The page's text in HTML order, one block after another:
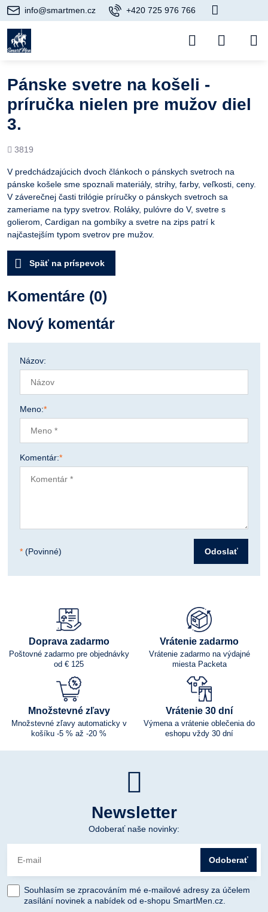
info@smartmen.cz +420 725 976 766
Pánske svetre na košeli -
príručka nielen pre mužov diel
3.
Počet
3819
V predchádzajúcich dvoch článkoch o pánskych svetroch na
pánske košele sme spoznali materiály, strihy, farby, veľkosti, ceny.
V záverečnej časti trilógie príručky o pánskych svetroch sa
zameriame na typy svetrov. Roláky, pulóvre do V, svetre s
golierom, Cardigan na gombíky a svetre na zips patrí k
najčastejším typom svetrov pre mužov.
Späť na príspevok
Komentáre (0)
Nový komentár
Názov:
Meno:*
Komentár:*
* (Povinné) Odoslať
Doprava zadarmo
Poštovné zadarmo pre objednávky
od € 125
Vrátenie zadarmo
Vrátenie zadarmo na výdajné
miesta Packeta
Množstevné zľavy
Množstevné zľavy automaticky v
košíku -5 % až -20 %
Vrátenie 30 dní
Výmena a vrátenie oblečenia do
eshopu vždy 30 dní
Newsletter
Odoberať naše novinky:
Odoberať
Souhlasím se zpracováním mé e-mailové adresy za účelem
zasílání novinek a nabídek od e-shopu SmartMen.cz.